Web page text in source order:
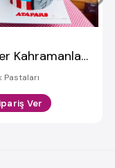
Süper Kahramanlar Çocuk Pastası
Pastaları
Ver